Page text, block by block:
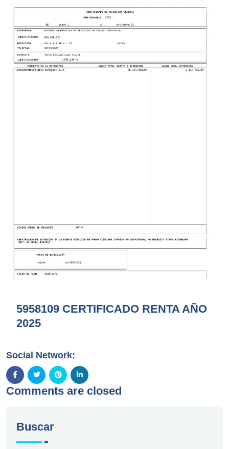
5958109 CERTIFICADO RENTA AÑO
2025
Social Network:
Comments are closed
Buscar